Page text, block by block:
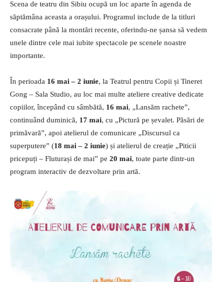
Scena de teatru din Sibiu ocupă un loc aparte în agenda de
săptămâna aceasta a orașului. Programul include de la titluri
consacrate până la montări recente, oferindu-ne șansa să vedem
unele dintre cele mai iubite spectacole pe scenele noastre
importante.
În perioada 16 mai – 2 iunie, la Teatrul pentru Copii și Tineret
Gong – Sala Studio, au loc mai multe ateliere creative dedicate
copiilor, începând cu sâmbătă, 16 mai, „Lansăm rachete”,
continuând duminică, 17 mai, cu „Pictură pe șevalet. Păsări de
primăvară”, apoi atelierul de comunicare „Discursul ca
superputere” (18 mai – 2 iunie) și atelierul de creație „Piticii
pricepuți – Fluturași de mai” pe 20 mai, toate parte dintr-un
program interactiv de dezvoltare prin artă.